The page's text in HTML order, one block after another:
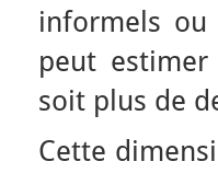
informels
peut
soit plus de
Cette